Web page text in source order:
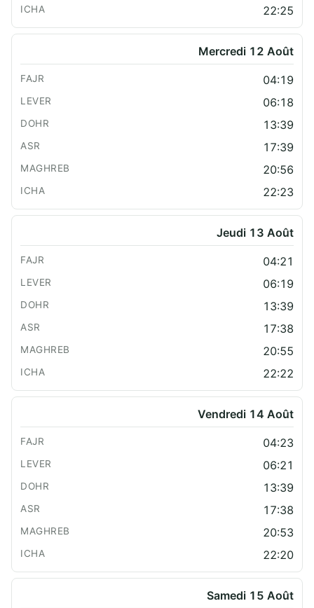
22:25
Mercredi 12 Août
04:19
06:18
13:39
17:39
20:56
22:23
Jeudi 13 Août
04:21
06:19
13:39
17:38
20:55
22:22
Vendredi 14 Août
04:23
06:21
13:39
17:38
20:53
22:20
Samedi 15 Août